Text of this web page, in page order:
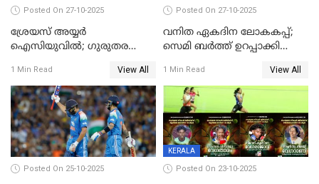
Posted On 27-10-2025
ശ്രേയസ് അയ്യര്‍
ഐസിയുവില്‍; ഗുരുതര
1 Min Read View All
Posted On 27-10-2025
വനിത ഏകദിന ലോകകപ്പ്;
സെമി ബര്‍ത്ത് ഉറപ്പാക്കി
1 Min Read View All
Posted On 25-10-2025
KERALA
Posted On 23-10-2025